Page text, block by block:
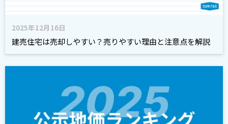
2025年12月16日
建売住宅は売却しやすい？売りやすい理由と注意点を解説